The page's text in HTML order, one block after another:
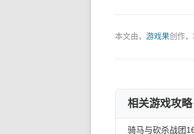
本文由， 游戏果创作
相关游戏攻略
骑马与砍杀战团